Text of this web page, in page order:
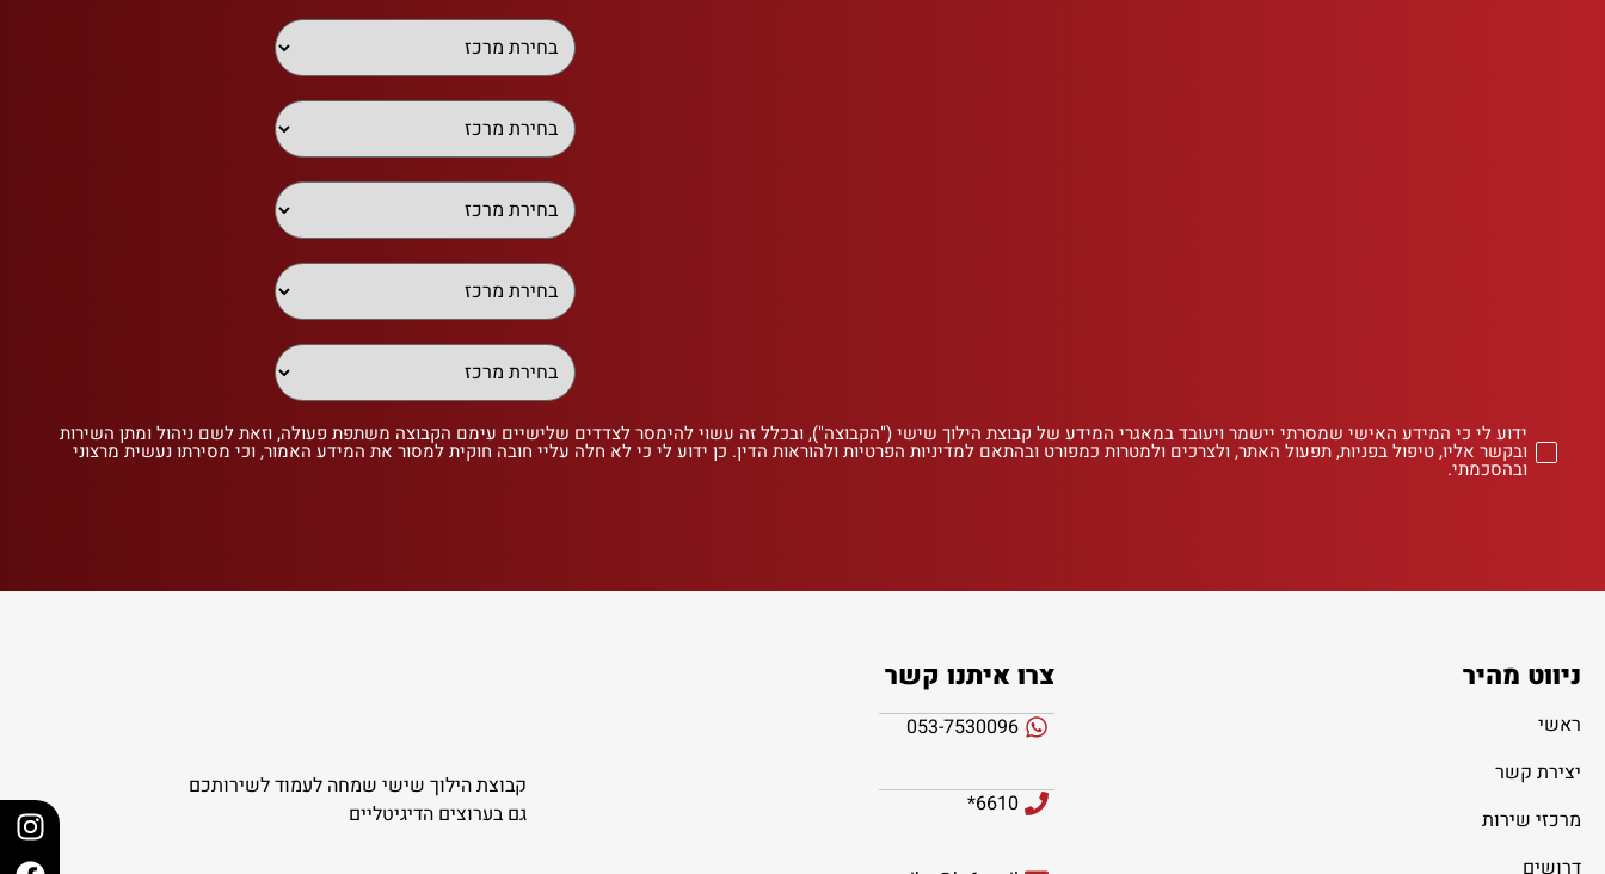
ידוע לי כי המידע האישי שמסרתי יישמר ויעובד במאגרי המידע של קבוצת הילוך שישי ("הקבוצה"), ובכלל זה עשוי להימסר לצדדים שלישיים עימם הקבוצה משתפת פעולה, וזאת לשם ניהול ומתן השירות
ובקשר אליו, טיפול בפניות, תפעול האתר, ולצרכים ולמטרות כמפורט ובהתאם למדיניות הפרטיות ולהוראות הדין. כן ידוע לי כי לא חלה עליי חובה חוקית למסור את המידע האמור, וכי מסירתו נעשית מרצוני
ובהסכמתי.
ניווט מהיר
ראשי
יצירת קשר
מרכזי שירות
דרושים
צרו איתנו קשר
053-7530096
6610*
קבוצת הילוך שישי שמחה לעמוד לשירותכם
גם בערוצים הדיגיטליים